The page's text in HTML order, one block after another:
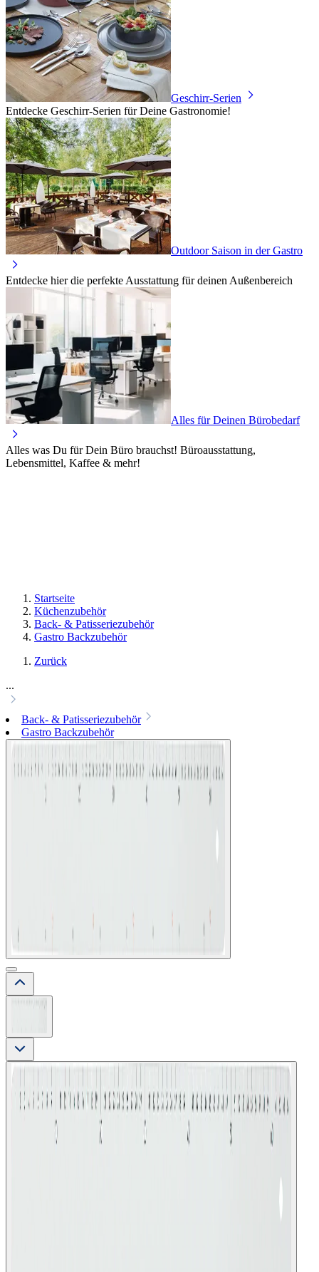
Geschirr-Serien
Entdecke Geschirr-Serien für Deine Gastronomie!
Outdoor Saison in der Gastro
Entdecke hier die perfekte Ausstattung für deinen Außenbereich
Alles für Deinen Bürobedarf
Alles was Du für Dein Büro brauchst! Büroausstattung,
Lebensmittel, Kaffee & mehr!
Startseite
Küchenzubehör
Back- & Patisseriezubehör
Gastro Backzubehör
Zurück
...
Back- & Patisseriezubehör
Gastro Backzubehör